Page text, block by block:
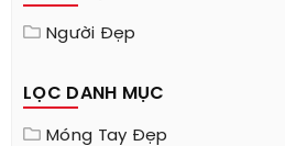
Người Đẹp
LỌC DANH MỤC
Móng Tay Đẹp